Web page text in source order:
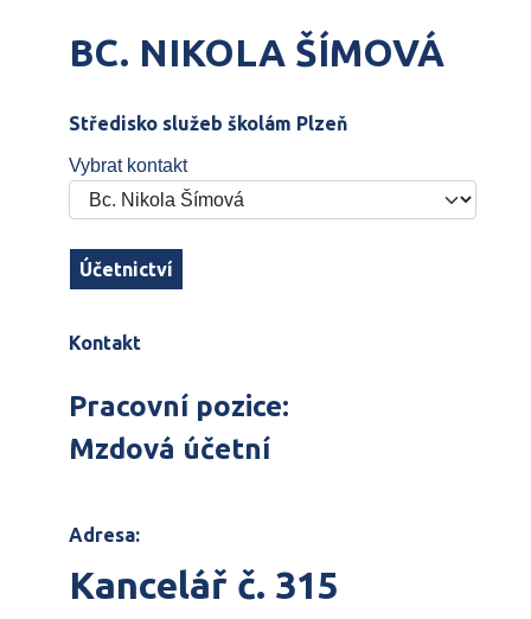
BC. NIKOLA ŠÍMOVÁ
Středisko služeb školám Plzeň
Vybrat kontakt
Účetnictví
Kontakt
Pracovní pozice:
Mzdová účetní
Adresa:
Kancelář č. 315